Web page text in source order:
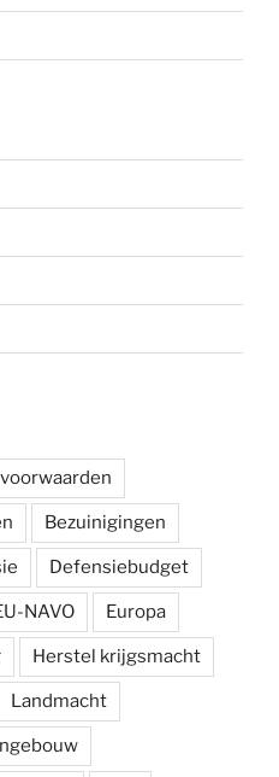
Bezuinigingen
Defensiebudget
NAVO Europa
Herstel krijgsmacht
Landmacht